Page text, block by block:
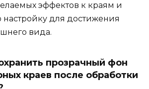
эффектов к краям и
настройку для достижения
вида.
прозрачный фон
краев после обработки